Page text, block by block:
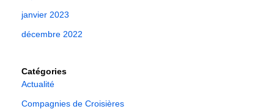
janvier 2023
décembre 2022
Catégories
Actualité
Compagnies de Croisières